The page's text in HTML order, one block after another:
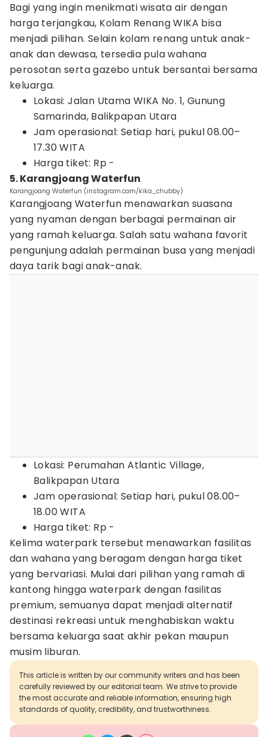
Bagi yang ingin menikmati wisata air dengan
harga terjangkau, Kolam Renang WIKA bisa
menjadi pilihan. Selain kolam renang untuk anak-
anak dan dewasa, tersedia pula wahana
perosotan serta gazebo untuk bersantai bersama
keluarga.
Lokasi: Jalan Utama WIKA No. 1, Gunung
Samarinda, Balikpapan Utara
Jam operasional: Setiap hari, pukul 08.00–
17.30 WITA
Harga tiket: Rp -
5. Karangjoang Waterfun
Karangjoang Waterfun (instagram.com/kika_chubby)
Karangjoang Waterfun menawarkan suasana
yang nyaman dengan berbagai permainan air
yang ramah keluarga. Salah satu wahana favorit
pengunjung adalah permainan busa yang menjadi
daya tarik bagi anak-anak.
Lokasi: Perumahan Atlantic Village,
Balikpapan Utara
Jam operasional: Setiap hari, pukul 08.00–
18.00 WITA
Harga tiket: Rp -
Kelima waterpark tersebut menawarkan fasilitas
dan wahana yang beragam dengan harga tiket
yang bervariasi. Mulai dari pilihan yang ramah di
kantong hingga waterpark dengan fasilitas
premium, semuanya dapat menjadi alternatif
destinasi rekreasi untuk menghabiskan waktu
bersama keluarga saat akhir pekan maupun
musim liburan.
This article is written by our community writers and has been
carefully reviewed by our editorial team. We strive to provide
the most accurate and reliable information, ensuring high
standards of quality, credibility, and trustworthiness.